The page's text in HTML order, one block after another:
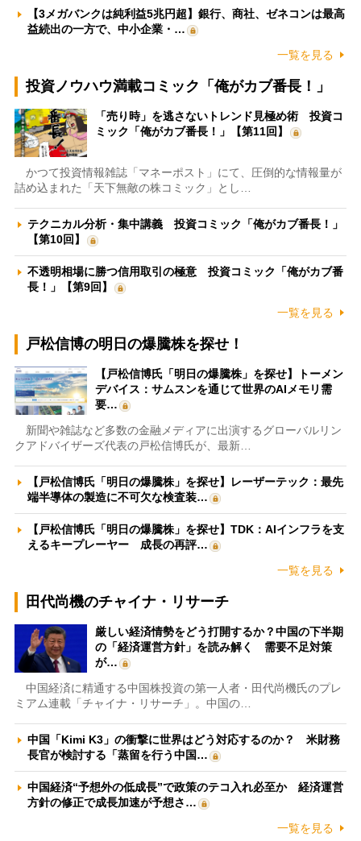
【3メガバンクは純利益5兆円超】銀行、商社、ゼネコンは最高
益続出の一方で、中小企業・…
一覧を見る
投資ノウハウ満載コミック「俺がカブ番長！」
「売り時」を逃さないトレンド見極め術 投資コ
ミック「俺がカブ番長！」【第11回】
かつて投資情報雑誌「マネーポスト」にて、圧倒的な情報量が
詰め込まれた「天下無敵の株コミック」とし…
テクニカル分析・集中講義 投資コミック「俺がカブ番長！」
【第10回】
不透明相場に勝つ信用取引の極意 投資コミック「俺がカブ番
長！」【第9回】
一覧を見る
戸松信博の明日の爆騰株を探せ！
【戸松信博氏「明日の爆騰株」を探せ】トーメン
デバイス：サムスンを通じて世界のAIメモリ需
要…
新聞や雑誌など多数の金融メディアに出演するグローバルリン
クアドバイザーズ代表の戸松信博氏が、最新…
【戸松信博氏「明日の爆騰株」を探せ】レーザーテック：最先
端半導体の製造に不可欠な検査装…
【戸松信博氏「明日の爆騰株」を探せ】TDK：AIインフラを支
えるキープレーヤー 成長の再評…
一覧を見る
田代尚機のチャイナ・リサーチ
厳しい経済情勢をどう打開するか？中国の下半期
の「経済運営方針」を読み解く 需要不足対策
が…
中国経済に精通する中国株投資の第一人者・田代尚機氏のプレ
ミアム連載「チャイナ・リサーチ」。中国の…
中国「Kimi K3」の衝撃に世界はどう対応するのか？ 米財務
長官が検討する「蒸留を行う中国…
中国経済“予想外の低成長”で政策のテコ入れ必至か 経済運営
方針の修正で成長加速が予想さ…
一覧を見る